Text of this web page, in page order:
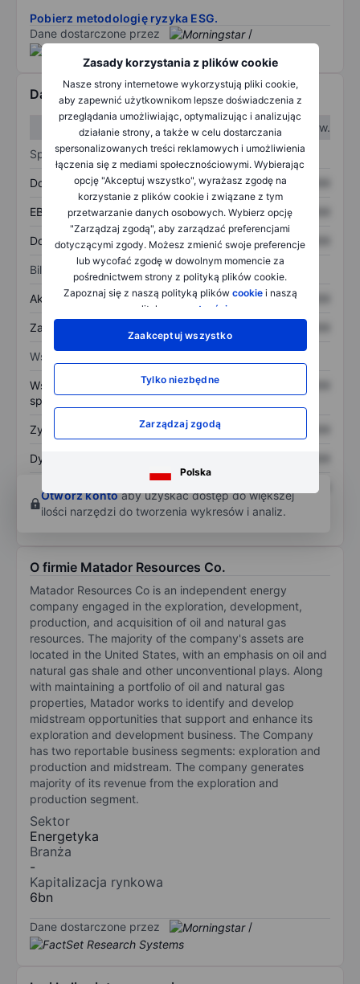
Zasady korzystania z plików cookie
Nasze strony internetowe wykorzystują pliki cookie,
aby zapewnić użytkownikom lepsze doświadczenia z
przeglądania umożliwiając, optymalizując i analizując
działanie strony, a także w celu dostarczania
spersonalizowanych treści reklamowych i umożliwienia
łączenia się z mediami społecznościowymi. Wybierając
opcję "Akceptuj wszystko", wyrażasz zgodę na
korzystanie z plików cookie i związane z tym
przetwarzanie danych osobowych. Wybierz opcję
"Zarządzaj zgodą", aby zarządzać preferencjami
dotyczącymi zgody. Możesz zmienić swoje preferencje
lub wycofać zgodę w dowolnym momencie za
pośrednictwem strony z polityką plików cookie.
Zapoznaj się z naszą polityką plików cookiei naszą
polityką
prywatności
Zaakceptuj wszystko
Tylko niezbędne
Zarządzaj zgodą
Polska
Pobierz metodologię ryzyka ESG.
Dane dostarczone przez
/
Dane finansowe
W I kw.
W II kw.
Sprawozdanie z zysków
Dochód XXXXXXX XXXXXXX
EBITDA XXXXXXX XXXXXXX
Dochód netto XXXXXXX XXXXXXX
Bilans
Aktywa ogółem XXXXXXX XXXXXXX
Zadłużenie ogółem
Wskaźniki
Współczynnik cena do
sprzedaży
XXXXXXX
Zysk na akcję XXXXXXX
Dywidenda na akcję
Zwrot z kapitału
własnego
XXXXXXX
Otwórz kontoaby uzyskać dostęp do większej
ilości narzędzi do tworzenia wykresów i analiz.
O firmie Matador Resources Co.
Matador Resources Co is an independent energy
company engaged in the exploration, development,
production, and acquisition of oil and natural gas
resources. The majority of the company's assets are
located in the United States, with an emphasis on oil and
natural gas shale and other unconventional plays. Along
with maintaining a portfolio of oil and natural gas
properties, Matador works to identify and develop
midstream opportunities that support and enhance its
exploration and development business. The Company
has two reportable business segments: exploration and
production and midstream. The company generates
majority of its revenue from the exploration and
production segment.
Sektor
Energetyka
Branża
-
Kapitalizacja rynkowa
6bn
Dane dostarczone przez /